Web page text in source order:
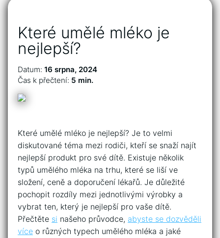
Které umělé mléko je
nejlepší?
Datum: 16 srpna, 2024
Čas k přečtení: 5 min.
Které umělé mléko je nejlepší? Je to velmi
diskutované téma mezi rodiči, kteří se snaží najít
nejlepší produkt pro své dítě. Existuje několik
typů umělého mléka na trhu, které se liší ve
složení, ceně a doporučení lékařů. Je důležité
pochopit rozdíly mezi jednotlivými výrobky a
vybrat ten, který je nejlepší pro vaše dítě.
Přečtěte si našeho průvodce, abyste se dozvěděli
více o různých typech umělého mléka a jaké